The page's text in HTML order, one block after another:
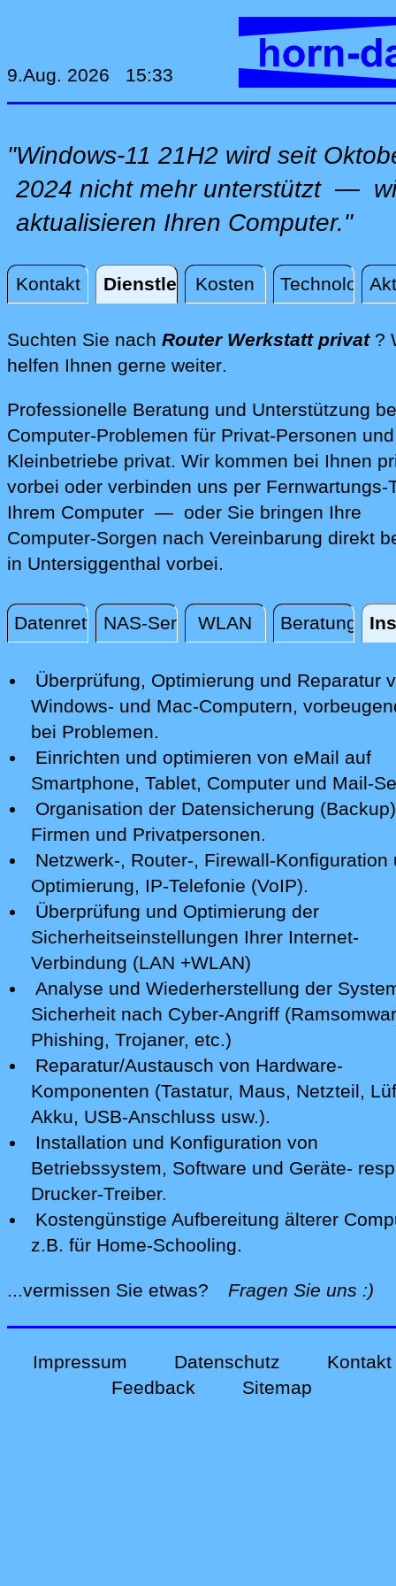
9.Aug. 2026 15:33
"Windows-11 21H2 wird seit
2024 nicht mehr unterstützt —
aktualisieren Ihren Computer."
Kontakt Dienstleistungen
Kosten Technologie
Dienstleistungen
Suchten Sie nach Router Werkstatt privat?
helfen Ihnen gerne weiterdirekt vor Ort privat,
.
Professionelle Beratung und Unterstützung
Computer-Problemen für Privat-Personen und
Kleinbetriebe privat. Wir kommen bei Ihnen
vorbei oder verbinden uns per Fernwartungs-
Ihrem Computer — oder Sie bringen Ihre
Computer-Sorgen nach Vereinbarung direkt
in Untersiggenthal vorbei.
DatenrettungNAS-ServerWLAN Beratung
Installation / Konfiguration
Überprüfung, Optimierung und Reparatur
Windows- und Mac-Computern,
bei Problemen.
Einrichten und optimieren von eMail auf
Smartphone, Tablet, Computerund Mail-
Organisation der Datensicherung
Firmen und Privatpersonen.
Netzwerk-, Router-, Firewall-Konfiguration
Optimierung, IP-Telefonie (VoIP).
Überprüfung und Optimierung der
Sicherheitseinstellungen Ihrer Internet-
Verbindung (LAN +WLAN)
Analyse und Wiederherstellung der
Sicherheit nach Cyber-Angriff
Phishing, Trojaner, etc.)
Reparatur/Austausch von Hardware-
Komponenten (Tastatur, Maus, Netzteil,
Akku, USB-Anschluss usw.).
Installation und Konfiguration von
Betriebssystem, Software und Geräte-
Drucker-Treiber.
Kostengünstige Aufbereitung älterer
z.B. für Home-Schooling.
...vermissen Sie etwas? Fragen Sie uns :)
Impressum Datenschutz
Kontakt
Feedback
Sitemap